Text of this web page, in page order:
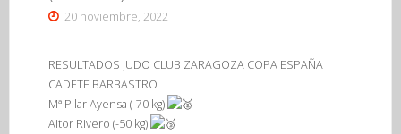
20 noviembre, 2022
RESULTADOS JUDO CLUB ZARAGOZA COPA ESPAÑA
CADETE BARBASTRO
Mª Pilar Ayensa (-70 kg)
Aitor Rivero (-50 kg)